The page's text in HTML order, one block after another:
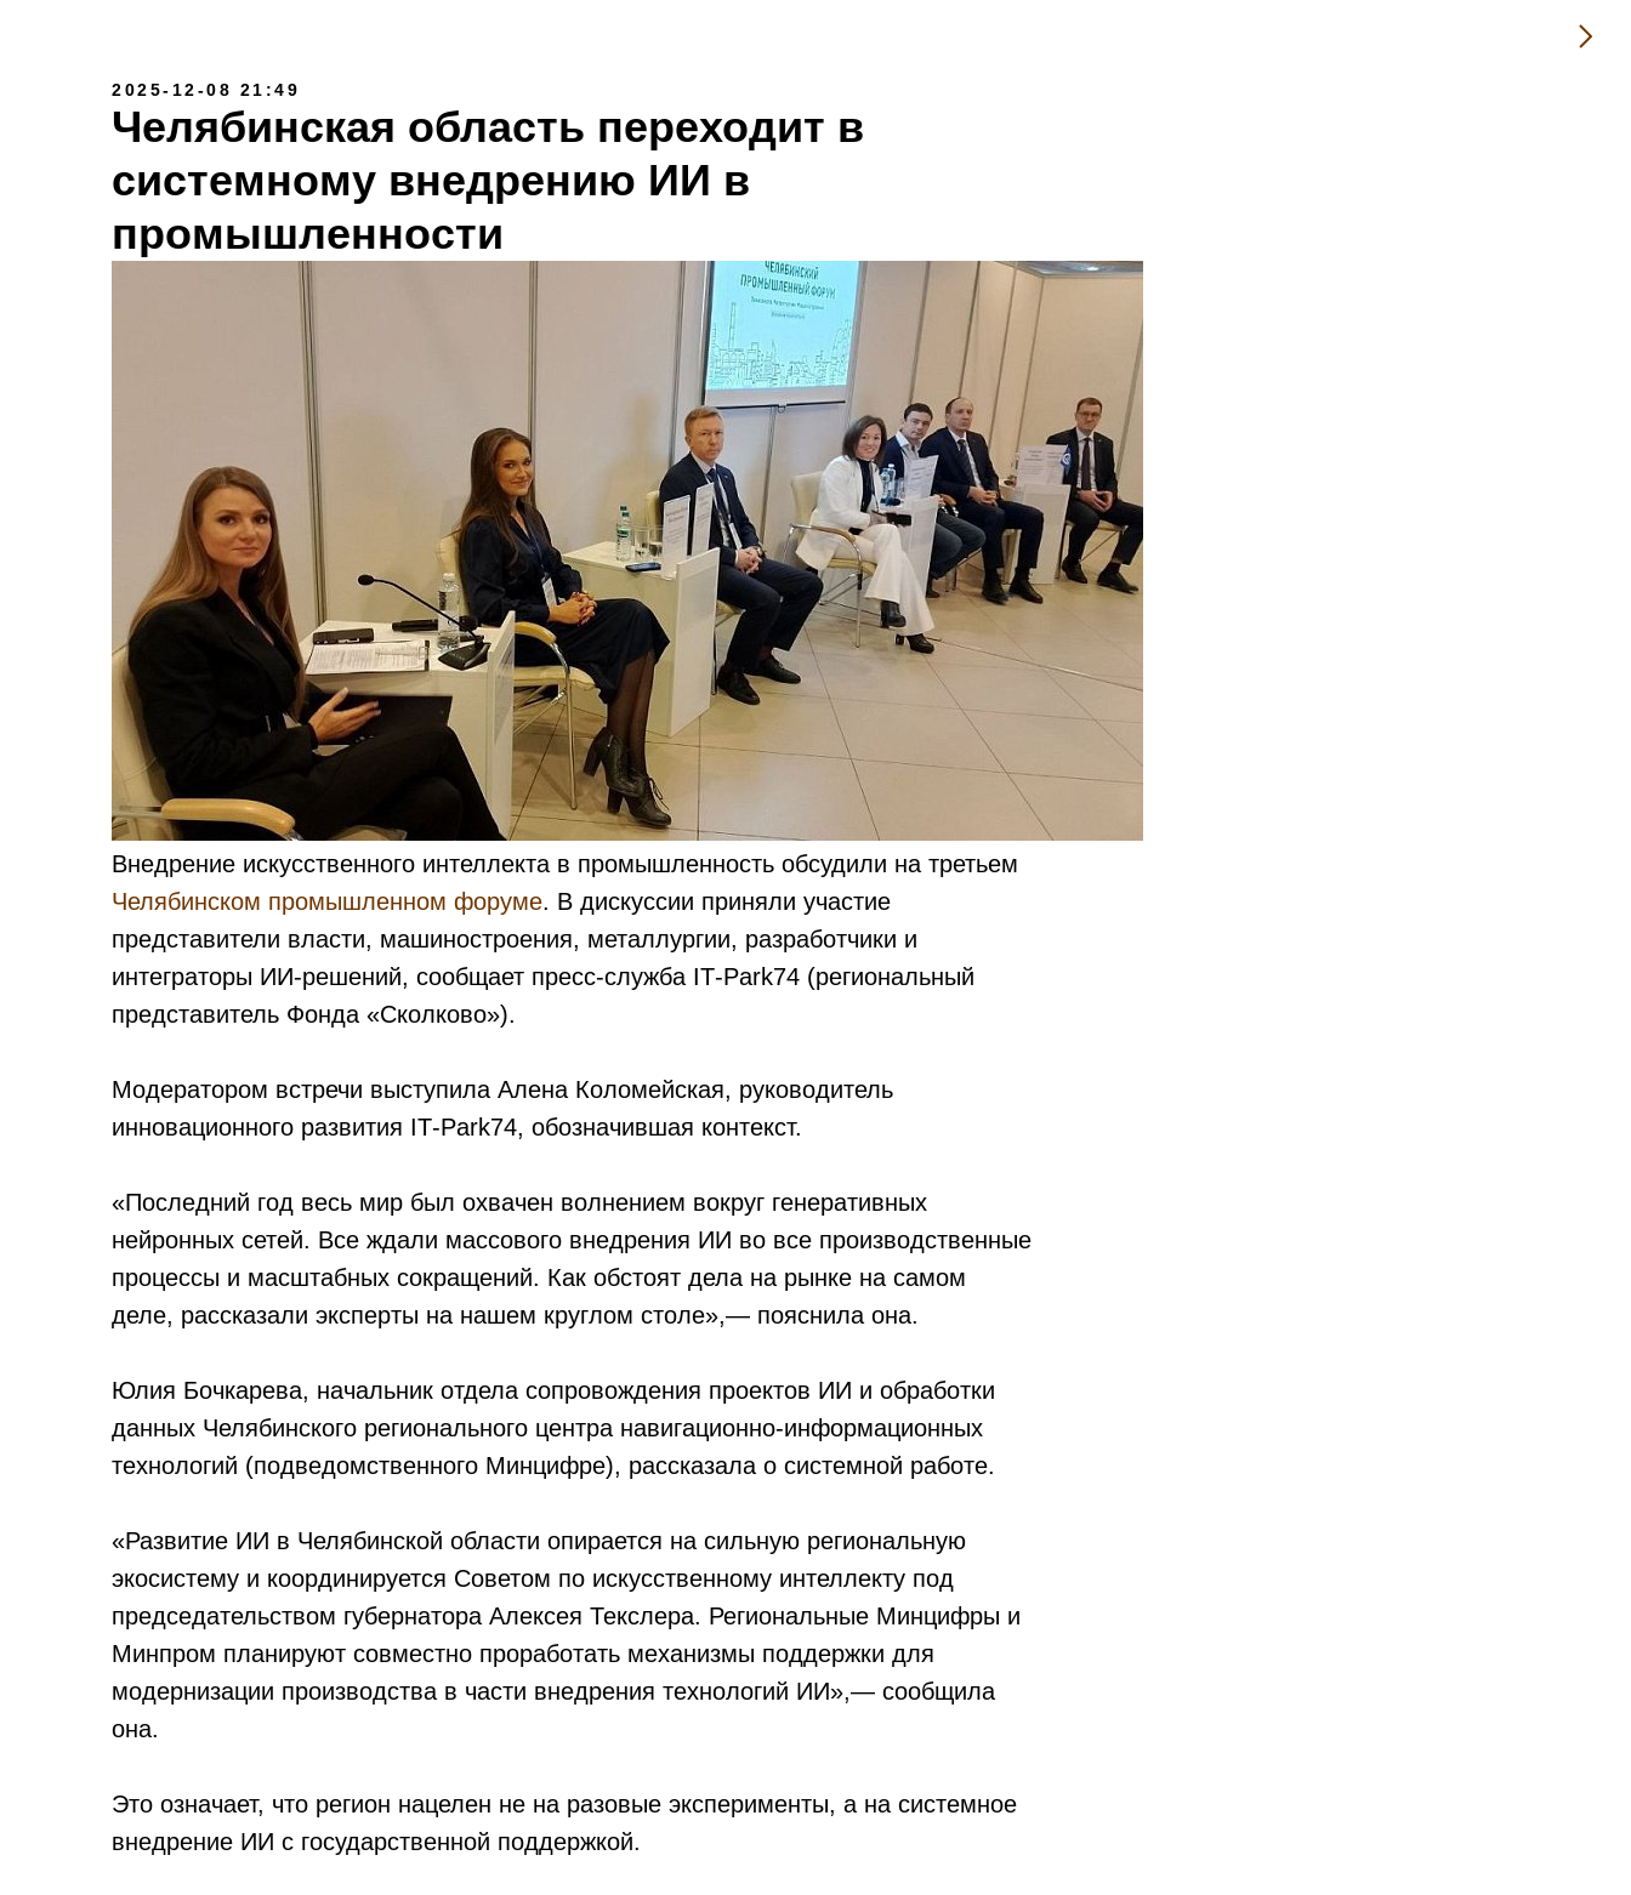
2025-12-08 21:49
Челябинская область переходит в
системному внедрению ИИ в
промышленности
Внедрение искусственного интеллекта в промышленность обсудили на третьем
Челябинском промышленном форуме. В дискуссии приняли участие
представители власти, машиностроения, металлургии, разработчики и
интеграторы ИИ‑решений, сообщает пресс-служба IT‑Park74 (региональный
представитель Фонда «Сколково»).
Модератором встречи выступила Алена Коломейская, руководитель
инновационного развития IT‑Park74, обозначившая контекст.
«Последний год весь мир был охвачен волнением вокруг генеративных
нейронных сетей. Все ждали массового внедрения ИИ во все производственные
процессы и масштабных сокращений. Как обстоят дела на рынке на самом
деле, рассказали эксперты на нашем круглом столе»,— пояснила она.
Юлия Бочкарева, начальник отдела сопровождения проектов ИИ и обработки
данных Челябинского регионального центра навигационно‑информационных
технологий (подведомственного Минцифре), рассказала о системной работе.
«Развитие ИИ в Челябинской области опирается на сильную региональную
экосистему и координируется Советом по искусственному интеллекту под
председательством губернатора Алексея Текслера. Региональные Минцифры и
Минпром планируют совместно проработать механизмы поддержки для
модернизации производства в части внедрения технологий ИИ»,— сообщила
она.
Это означает, что регион нацелен не на разовые эксперименты, а на системное
внедрение ИИ с государственной поддержкой.